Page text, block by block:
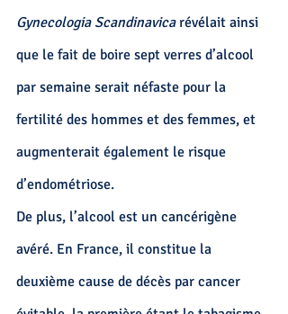
Gynecologia Scandinavica révélait ainsi
que le fait de boire sept verres d’alcool
par semaine serait néfaste pour la
fertilité des hommes et des femmes, et
augmenterait également le risque
d’endométriose.
De plus, l’alcool est un cancérigène
avéré. En France, il constitue la
deuxième cause de décès par cancer